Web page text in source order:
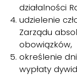
działalności
udzielenie
Zarządu
obowiązków,
określenie
wypłaty